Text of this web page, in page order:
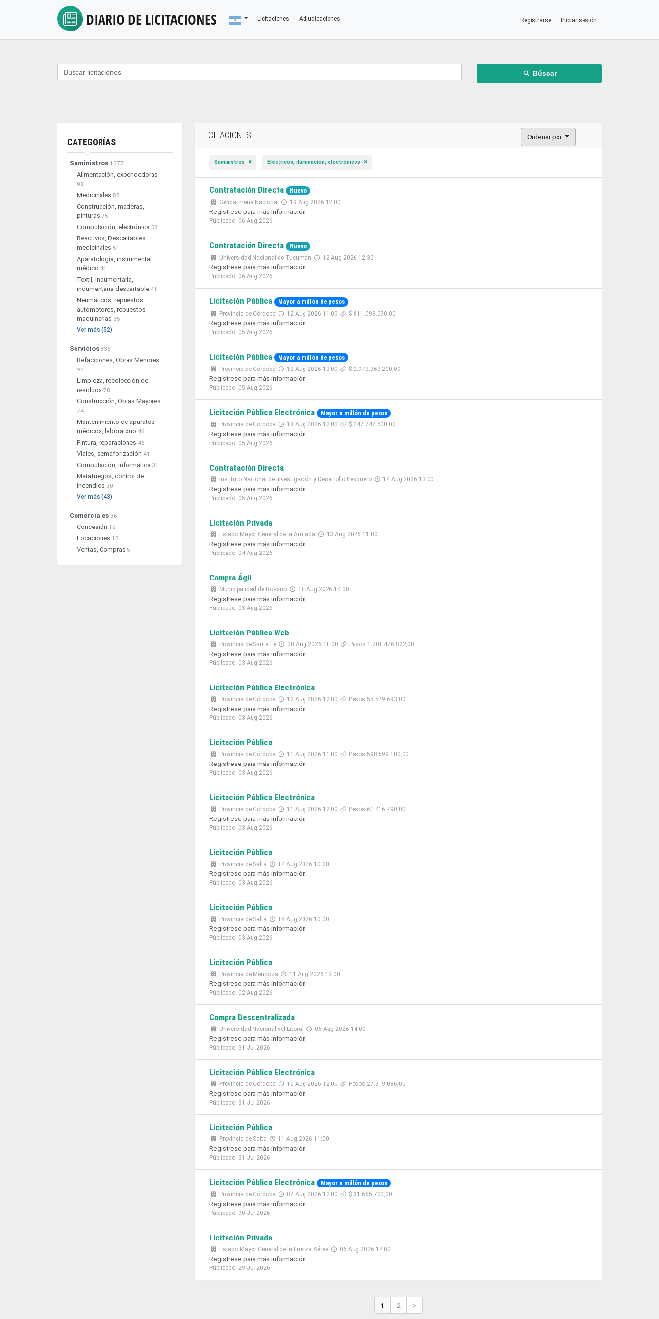
DIARIO DE LICITACIONES Licitaciones Adjudicaciones Registrarse Iniciar sesión
Búscar
CATEGORÍAS
Suministros 1077
Alimentación, expendedoras
98
Medicinales 88
Construcción, maderas,
pinturas 75
Computación, electrónica 58
Reactivos, Descartables
medicinales 51
Aparatología, instrumental
médico 41
Textil, indumentaria,
indumentaria descartable 41
Neumáticos, repuestos
automotores, repuestos
maquinarias 35
Ver más (52)
Servicios 836
Refacciones, Obras Menores
93
Limpieza, recolección de
residuos 78
Construcción, Obras Mayores
74
Mantenimiento de aparatos
médicos, laboratorio 46
Pintura, reparaciones 46
Viales, semaforización 41
Computación, Informática 31
Matafuegos, control de
incendios 30
Ver más (43)
Comerciales 36
Concesión 16
Locaciones 15
Ventas, Compras 5
LICITACIONES Ordenar por
Suministros Eléctricos, iluminación, electrónicos
Contratación Directa Nuevo
Gendarmería Nacional 19 Aug 2026 12:00
Registrese para más información
Públicado: 06 Aug 2026
Contratación Directa Nuevo
Universidad Nacional de Tucumán 12 Aug 2026 12:30
Registrese para más información
Públicado: 06 Aug 2026
Licitación Pública Mayor a millón de pesos
Provincia de Córdoba 12 Aug 2026 11:00 $ 811.098.090,00
Registrese para más información
Públicado: 05 Aug 2026
Licitación Pública Mayor a millón de pesos
Provincia de Córdoba 18 Aug 2026 13:00 $ 2.973.363.200,00
Registrese para más información
Públicado: 05 Aug 2026
Licitación Pública Electrónica Mayor a millón de pesos
Provincia de Córdoba 18 Aug 2026 12:00 $ 247.747.500,00
Registrese para más información
Públicado: 05 Aug 2026
Contratación Directa
Instituto Nacional de Investigación y Desarrollo Pesquero 14 Aug 2026 13:00
Registrese para más información
Públicado: 05 Aug 2026
Licitación Privada
Estado Mayor General de la Armada 13 Aug 2026 11:00
Registrese para más información
Públicado: 04 Aug 2026
Compra Ágil
Municipalidad de Rosario 10 Aug 2026 14:00
Registrese para más información
Públicado: 03 Aug 2026
Licitación Pública Web
Provincia de Santa Fe 20 Aug 2026 10:00 Pesos 1.701.476.822,00
Registrese para más información
Públicado: 03 Aug 2026
Licitación Pública Electrónica
Provincia de Córdoba 12 Aug 2026 12:00 Pesos 55.579.693,00
Registrese para más información
Públicado: 03 Aug 2026
Licitación Pública
Provincia de Córdoba 11 Aug 2026 11:00 Pesos 598.599.100,00
Registrese para más información
Públicado: 03 Aug 2026
Licitación Pública Electrónica
Provincia de Córdoba 11 Aug 2026 12:00 Pesos 61.416.790,00
Registrese para más información
Públicado: 03 Aug 2026
Licitación Pública
Provincia de Salta 14 Aug 2026 10:00
Registrese para más información
Públicado: 03 Aug 2026
Licitación Pública
Provincia de Salta 18 Aug 2026 10:00
Registrese para más información
Públicado: 03 Aug 2026
Licitación Pública
Provincia de Mendoza 11 Aug 2026 13:00
Registrese para más información
Públicado: 02 Aug 2026
Compra Descentralizada
Universidad Nacional del Litoral 06 Aug 2026 14:00
Registrese para más información
Públicado: 31 Jul 2026
Licitación Pública Electrónica
Provincia de Córdoba 10 Aug 2026 12:00 Pesos 27.919.086,00
Registrese para más información
Públicado: 31 Jul 2026
Licitación Pública
Provincia de Salta 11 Aug 2026 11:00
Registrese para más información
Públicado: 31 Jul 2026
Licitación Pública Electrónica Mayor a millón de pesos
Provincia de Córdoba 07 Aug 2026 12:00 $ 31.665.700,00
Registrese para más información
Públicado: 30 Jul 2026
Licitación Privada
Estado Mayor General de la Fuerza Aérea 06 Aug 2026 12:00
Registrese para más información
Públicado: 29 Jul 2026
1 2 >